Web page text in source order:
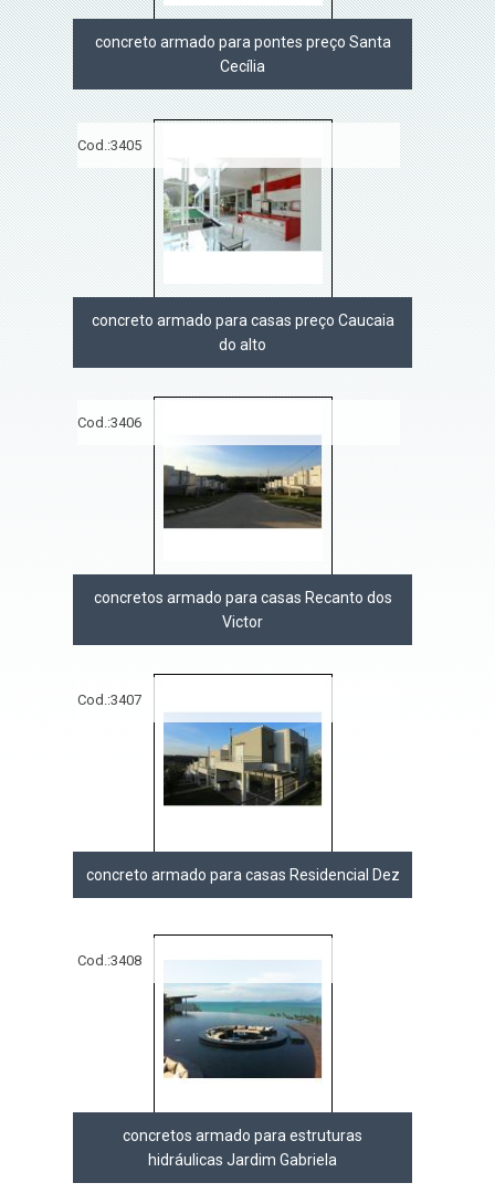
concreto armado para pontes preço Santa
Cecília
Cod.:3405
concreto armado para casas preço Caucaia
do alto
Cod.:3406
concretos armado para casas Recanto dos
Victor
Cod.:3407
concreto armado para casas Residencial Dez
Cod.:3408
concretos armado para estruturas
hidráulicas Jardim Gabriela